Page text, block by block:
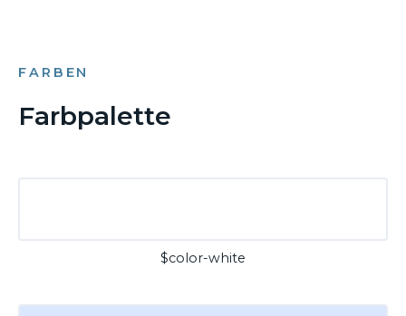
FARBEN
Farbpalette
$color-white